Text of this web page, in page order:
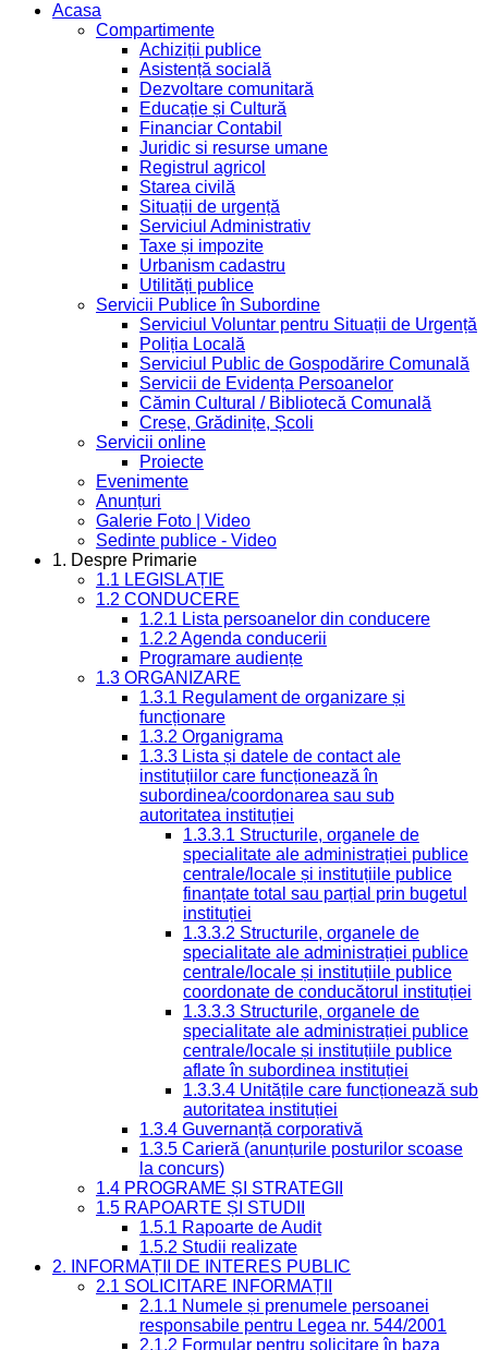
Acasa
Compartimente
Achiziții publice
Asistență socială
Dezvoltare comunitară
Educație și Cultură
Financiar Contabil
Juridic si resurse umane
Registrul agricol
Starea civilă
Situații de urgență
Serviciul Administrativ
Taxe și impozite
Urbanism cadastru
Utilități publice
Servicii Publice în Subordine
Serviciul Voluntar pentru Situații de Urgență
Poliția Locală
Serviciul Public de Gospodărire Comunală
Servicii de Evidența Persoanelor
Cămin Cultural / Bibliotecă Comunală
Creșe, Grădinițe, Școli
Servicii online
Proiecte
Evenimente
Anunțuri
Galerie Foto | Video
Sedinte publice - Video
1. Despre Primarie
1.1 LEGISLAȚIE
1.2 CONDUCERE
1.2.1 Lista persoanelor din conducere
1.2.2 Agenda conducerii
Programare audiențe
1.3 ORGANIZARE
1.3.1 Regulament de organizare și
funcționare
1.3.2 Organigrama
1.3.3 Lista și datele de contact ale
instituțiilor care funcționează în
subordinea/coordonarea sau sub
autoritatea instituției
1.3.3.1 Structurile, organele de
specialitate ale administrației publice
centrale/locale și instituțiile publice
finanțate total sau parțial prin bugetul
instituției
1.3.3.2 Structurile, organele de
specialitate ale administrației publice
centrale/locale și instituțiile publice
coordonate de conducătorul instituției
1.3.3.3 Structurile, organele de
specialitate ale administrației publice
centrale/locale și instituțiile publice
aflate în subordinea instituției
1.3.3.4 Unitățile care funcționează sub
autoritatea instituției
1.3.4 Guvernanță corporativă
1.3.5 Carieră (anunțurile posturilor scoase
la concurs)
1.4 PROGRAME ȘI STRATEGII
1.5 RAPOARTE ȘI STUDII
1.5.1 Rapoarte de Audit
1.5.2 Studii realizate
2. INFORMAȚII DE INTERES PUBLIC
2.1 SOLICITARE INFORMAȚII
2.1.1 Numele și prenumele persoanei
responsabile pentru Legea nr. 544/2001
2.1.2 Formular pentru solicitare în baza